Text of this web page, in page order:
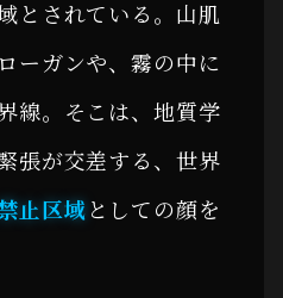
とされている。山肌
ーガンや、霧の中に
線。そこは、地質学
張が交差する、世界
止区域としての顔を